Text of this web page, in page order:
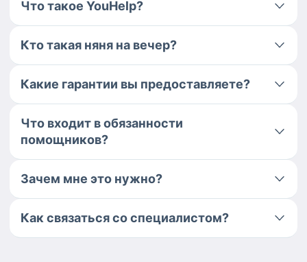
Что такое YouHelp?
Кто такая няня на вечер?
Какие гарантии вы предоставляете?
Что входит в обязанности
помощников?
Зачем мне это нужно?
Как связаться со специалистом?